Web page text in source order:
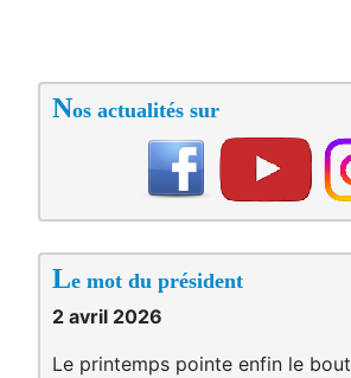
Nos actualités sur
Le mot du président
2 avril 2026
Le printemps pointe enfin le